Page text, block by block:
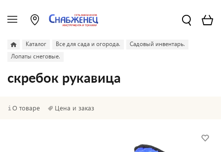
Каталог Все для сада и огорода.
Садовый инвентарь.
Лопаты снеговые.
скребок рукавица
О товаре Цена и заказ